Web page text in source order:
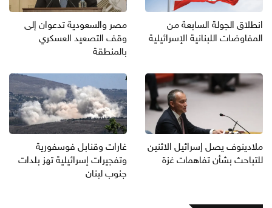
انطلاق الجولة السابعة من
المفاوضات اللبنانية الإسرائيلية
مصر والسعودية تدعوان إلى
وقف التصعيد العسكري
بالمنطقة
ملادينوف يصل إسرائيل الاثنين
للتباحث بشأن تفاهمات غزة
غارات وقنابل فوسفورية
وتفجيرات إسرائيلية تهز بلدات
جنوب لبنان